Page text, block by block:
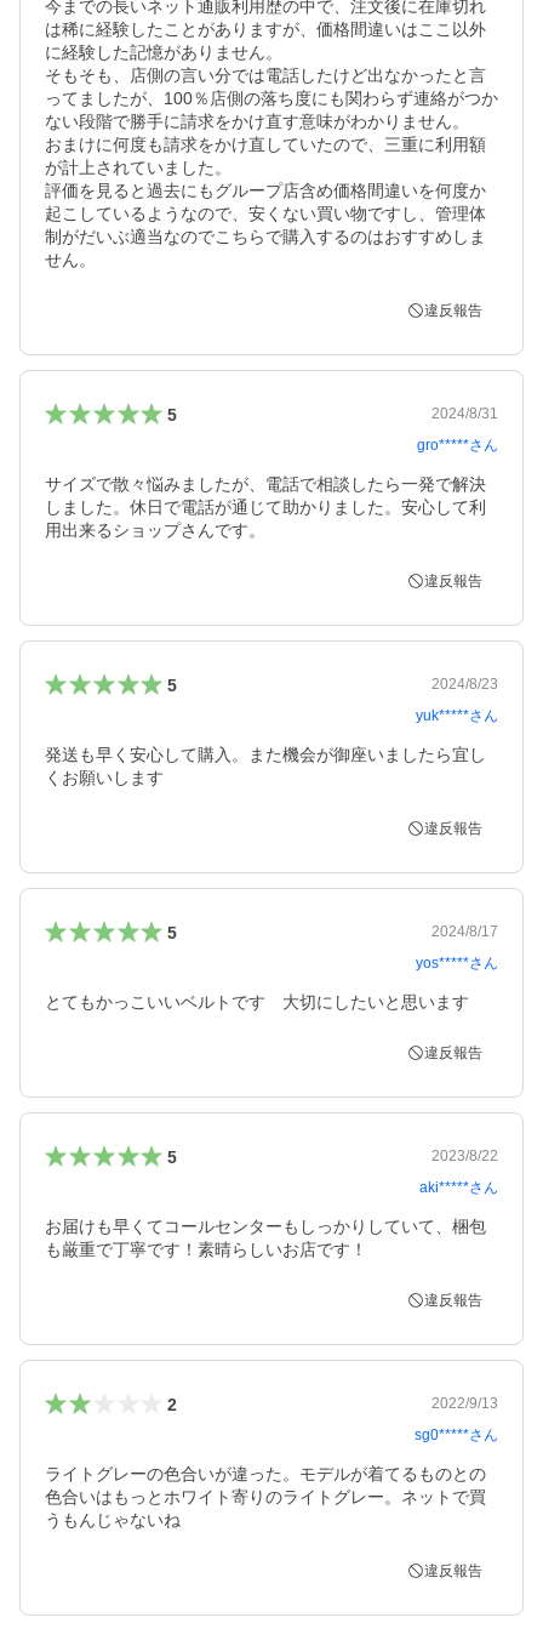
今までの長いネット通販利用歴の中で、注文後に在庫切れ
は稀に経験したことがありますが、価格間違いはここ以外
に経験した記憶がありません。
そもそも、店側の言い分では電話したけど出なかったと言
ってましたが、100％店側の落ち度にも関わらず連絡がつか
ない段階で勝手に請求をかけ直す意味がわかりません。
おまけに何度も請求をかけ直していたので、三重に利用額
が計上されていました。
評価を見ると過去にもグループ店含め価格間違いを何度か
起こしているようなので、安くない買い物ですし、管理体
制がだいぶ適当なのでこちらで購入するのはおすすめしま
せん。
違反報告
5
2024/8/31
gro*****さん
サイズで散々悩みましたが、電話で相談したら一発で解決
しました。休日で電話が通じて助かりました。安心して利
用出来るショップさんです。
違反報告
5
2024/8/23
yuk*****さん
発送も早く安心して購入。また機会が御座いましたら宜し
くお願いします
違反報告
5
2024/8/17
yos*****さん
とてもかっこいいベルトです　大切にしたいと思います
違反報告
5
2023/8/22
aki*****さん
お届けも早くてコールセンターもしっかりしていて、梱包
も厳重で丁寧です！素晴らしいお店です！
違反報告
2
2022/9/13
sg0*****さん
ライトグレーの色合いが違った。モデルが着てるものとの
色合いはもっとホワイト寄りのライトグレー。ネットで買
うもんじゃないね
違反報告